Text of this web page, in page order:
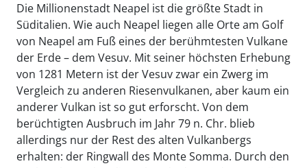
Die Millionenstadt Neapel ist die größte Stadt in
Süditalien. Wie auch Neapel liegen alle Orte am Golf
von Neapel am Fuß eines der berühmtesten Vulkane
der Erde – dem Vesuv. Mit seiner höchsten Erhebung
von 1281 Metern ist der Vesuv zwar ein Zwerg im
Vergleich zu anderen Riesenvulkanen, aber kaum ein
anderer Vulkan ist so gut erforscht. Von dem
berüchtigten Ausbruch im Jahr 79 n. Chr. blieb
allerdings nur der Rest des alten Vulkanbergs
erhalten: der Ringwall des Monte Somma. Durch den